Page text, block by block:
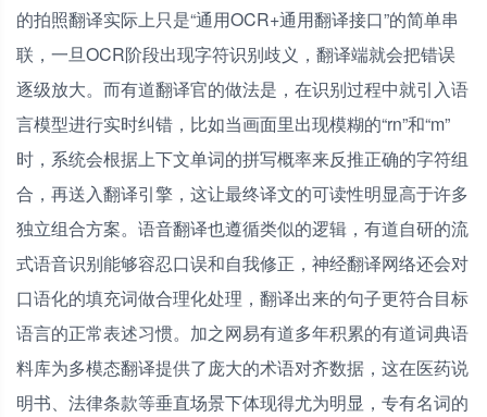
的拍照翻译实际上只是“通用OCR+通用翻译接口”的简单串
联，一旦OCR阶段出现字符识别歧义，翻译端就会把错误
逐级放大。而有道翻译官的做法是，在识别过程中就引入语
言模型进行实时纠错，比如当画面里出现模糊的“rn”和“m”
时，系统会根据上下文单词的拼写概率来反推正确的字符组
合，再送入翻译引擎，这让最终译文的可读性明显高于许多
独立组合方案。语音翻译也遵循类似的逻辑，有道自研的流
式语音识别能够容忍口误和自我修正，神经翻译网络还会对
口语化的填充词做合理化处理，翻译出来的句子更符合目标
语言的正常表述习惯。加之网易有道多年积累的有道词典语
料库为多模态翻译提供了庞大的术语对齐数据，这在医药说
明书、法律条款等垂直场景下体现得尤为明显，专有名词的